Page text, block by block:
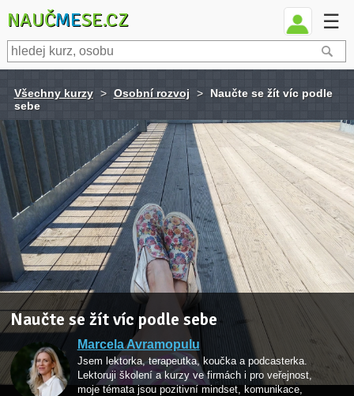
NAUČMESE.CZ ☰
Všechny kurzy > Osobní rozvoj >
Naučte se žít víc podle
sebe
Naučte se žít víc podle sebe
Marcela Avramopulu
Jsem lektorka, terapeutka, koučka a podcasterka.
Lektoruji školení a kurzy ve firmách i pro veřejnost,
moje témata jsou pozitivní mindset, komunikace,